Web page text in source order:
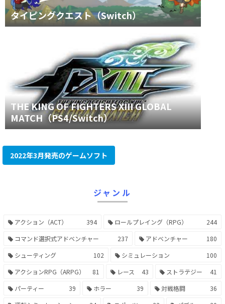
タイピングクエスト（Switch）
THE KING OF FIGHTERS XIII GLOBAL
MATCH（PS4/Switch）
2022年3月発売のゲームソフト
ジャンル
アクション（ACT） 394 ロールプレイング（RPG）
244
コマンド選択式アドベンチャー
237 アドベンチャー
180
シューティング
102 シミュレーション
100
アクションRPG（ARPG）
81 レース 43 ストラテジー
41
パーティー
39 ホラー 39 対戦格闘
36